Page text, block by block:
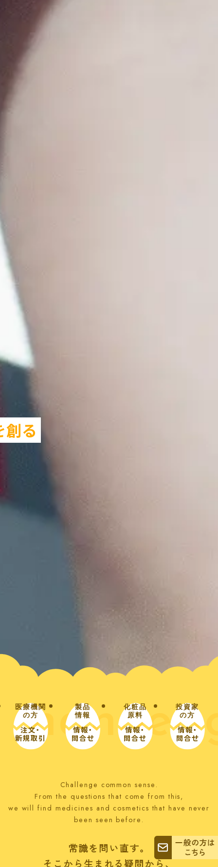
医療機関
の方
注文・
新規取引
製品
情報
情報・
問合せ
化粧品
原料
情報・
問合せ
投資家
の方
情報・
問合せ
Challenge common sense.
From the questions that come from this,
we will find medicines and cosmetics that have never
been seen before.
常識を問い直す。
そこから生まれる疑問から、